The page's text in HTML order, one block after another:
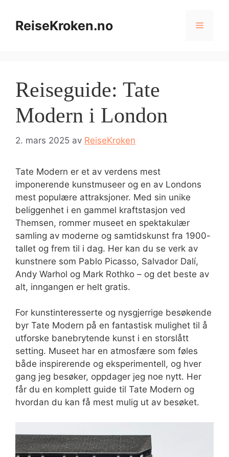
innholdReiseKroken.no Meny
Reiseguide: Tate
Modern i London
2. mars 2025 av ReiseKroken
Tate Modern er et av verdens mest
imponerende kunstmuseer og en av Londons
mest populære attraksjoner. Med sin unike
beliggenhet i en gammel kraftstasjon ved
Themsen, rommer museet en spektakulær
samling av moderne og samtidskunst fra 1900-
tallet og frem til i dag. Her kan du se verk av
kunstnere som Pablo Picasso, Salvador Dalí,
Andy Warhol og Mark Rothko – og det beste av
alt, inngangen er helt gratis.
For kunstinteresserte og nysgjerrige besøkende
byr Tate Modern på en fantastisk mulighet til å
utforske banebrytende kunst i en storslått
setting. Museet har en atmosfære som føles
både inspirerende og eksperimentell, og hver
gang jeg besøker, oppdager jeg noe nytt. Her
får du en komplett guide til Tate Modern og
hvordan du kan få mest mulig ut av besøket.